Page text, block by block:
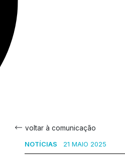
voltar à comunicação
NOTÍCIAS 21 MAIO 2025